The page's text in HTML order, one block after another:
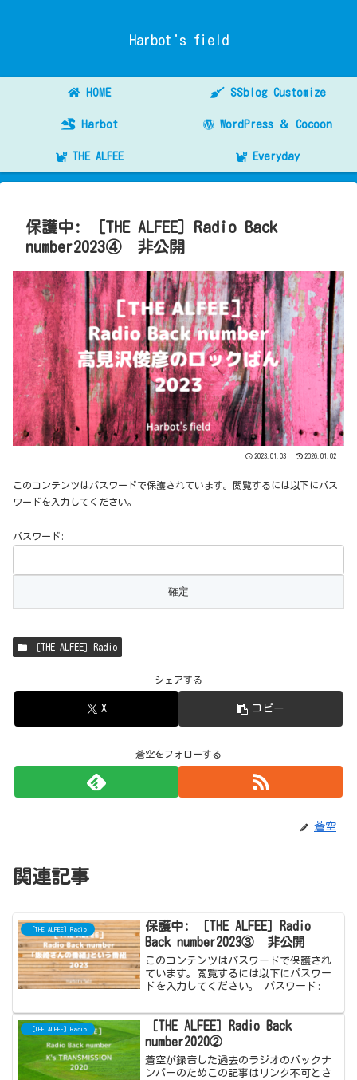
Harbot's field
HOME SSblog Customize
Harbot WordPress ＆ Cocoon
THE ALFEE Everyday
保護中: ［THE ALFEE］Radio Back
number2023④ 非公開
2023.01.03 2026.01.02
このコンテンツはパスワードで保護されています。閲覧するには以下にパス
ワードを入力してください。
パスワード:
［THE ALFEE］Radio
シェアする
X コピー
蒼空をフォローする
蒼空
関連記事
［THE ALFEE］Radio
保護中: ［THE ALFEE］Radio
Back number2023③ 非公開
このコンテンツはパスワードで保護され
ています。閲覧するには以下にパスワー
ドを入力してください。 パスワード:
［THE ALFEE］Radio
［THE ALFEE］Radio Back
number2020②
蒼空が録音した過去のラジオのバックナ
ンバーのためこの記事はリンク不可とさ